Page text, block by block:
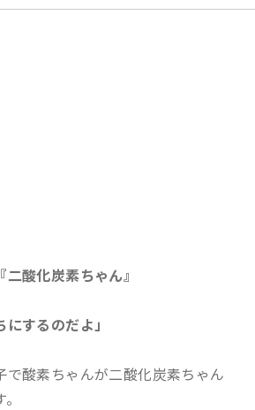
酸化炭素ちゃん』
するのだよ」
で酸素ちゃんが二酸化炭素ちゃん